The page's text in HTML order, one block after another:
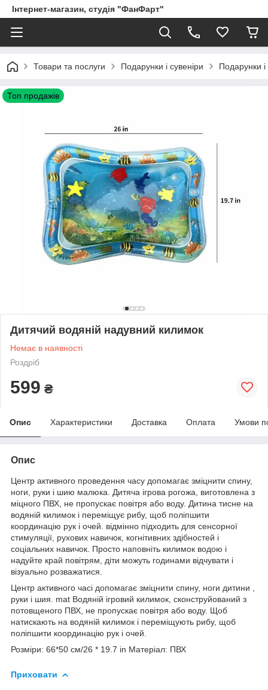
Інтернет-магазин, студія "ФанФарт"
Товари та послуги Подарунки і сувеніри Подарунки і
Топ продажів
Дитячий водяній надувний килимок
Немає в наявності
Роздріб
599 ₴
Опис Характеристики Доставка Оплата Умови
Опис
Центр активного проведення часу допомагає зміцнити спину,
ноги, руки і шию малюка. Дитяча ігрова рогожа, виготовлена з
міцного ПВХ, не пропускає повітря або воду. Дитина тисне на
водяній килимок і переміщує рибу, щоб поліпшити
координацію рук і очей. відмінно підходить для сенсорної
стимуляції, рухових навичок, когнітивних здібностей і
соціальних навичок. Просто наповніть килимок водою і
надуйте край повітрям, діти можуть годинами відчувати і
візуально розважатися.
Центр активного часі допомагає зміцнити спину, ноги дитини ,
руки і шия. mat Водяній ігровий килимок, сконструйований з
потовщеного ПВХ, не пропускає повітря або воду. Щоб
натискають на водяній килимок і переміщують рибу, щоб
поліпшити координацію рук і очей.
Розміри: 66*50 см/26 * 19.7 in Матеріал: ПВХ
Приховати